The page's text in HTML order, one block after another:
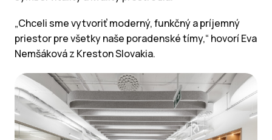
„Chceli sme vytvoriť moderný, funkčný a príjemný
priestor pre všetky naše poradenské tímy,“ hovorí Eva
Nemšáková z Kreston Slovakia.